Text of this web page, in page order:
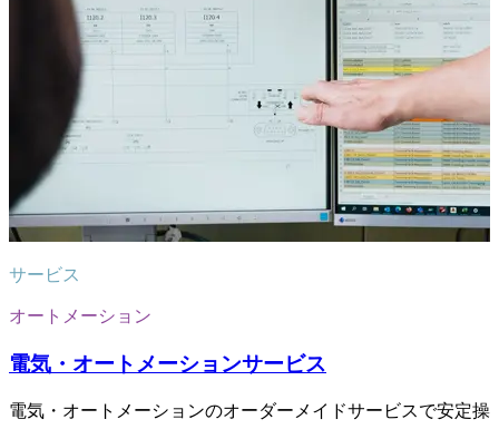
サービス
オートメーション
電気・オートメーションサービス
電気・オートメーションのオーダーメイドサービスで安定